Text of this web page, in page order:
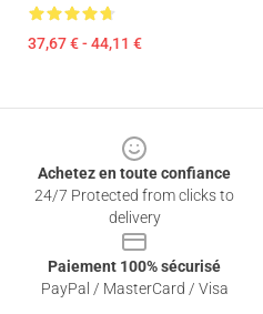
37,67 € - 44,11 €
Achetez en toute confiance
24/7 Protected from clicks to
delivery
Paiement 100% sécurisé
PayPal / MasterCard / Visa